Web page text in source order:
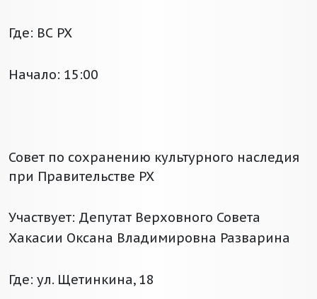
Где: ВС РХ
Начало: 15:00
Совет по сохранению культурного наследия
при Правительстве РХ
Участвует: Депутат Верховного Совета
Хакасии Оксана Владимировна Разварина
Где: ул. Щетинкина, 18